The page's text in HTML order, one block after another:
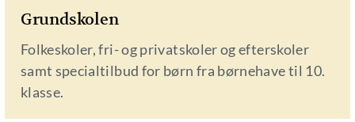
Grundskolen
Folkeskoler, fri- og privatskoler og efterskoler
samt specialtilbud for børn fra børnehave til 10.
klasse.